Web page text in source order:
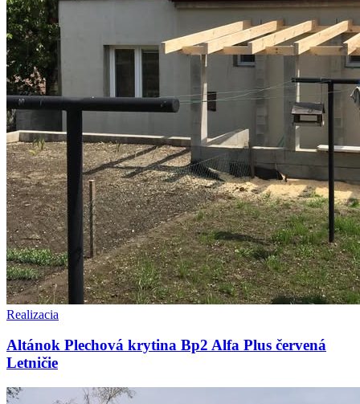
Realizacia
Altánok Plechová krytina Bp2 Alfa Plus červená
Letničie